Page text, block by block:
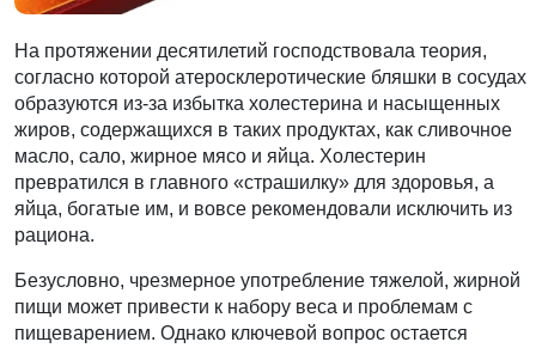
На протяжении десятилетий господствовала теория,
согласно которой атеросклеротические бляшки в сосудах
образуются из-за избытка холестерина и насыщенных
жиров, содержащихся в таких продуктах, как сливочное
масло, сало, жирное мясо и яйца. Холестерин
превратился в главного «страшилку» для здоровья, а
яйца, богатые им, и вовсе рекомендовали исключить из
рациона.
Безусловно, чрезмерное употребление тяжелой, жирной
пищи может привести к набору веса и проблемам с
пищеварением. Однако ключевой вопрос остается